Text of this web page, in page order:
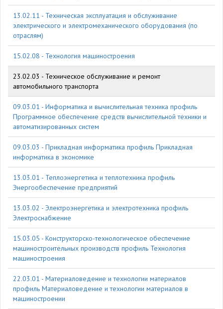
13.02.11 - Техническая эксплуатация и обслуживание
электрического и электромеханического оборудования (по
отраслям)
15.02.08 - Технология машиностроения
23.02.03 - Техническое обслуживание и ремонт
автомобильного транспорта
09.03.01 - Информатика и вычислительная техника профиль
Программное обеспечение средств вычислительной техники и
автоматизированных систем
09.03.03 - Прикладная информатика профиль Прикладная
информатика в экономике
13.03.01 - Теплоэнергетика и теплотехника профиль
Энергообеспечение предприятий
13.03.02 - Электроэнергетика и электротехника профиль
Электроснабжение
15.03.05 - Конструкторско-технологическое обеспечение
машиностроительных производств профиль Технология
машиностроения
22.03.01 - Материаловедение и технологии материалов
профиль Материаловедение и технологии материалов в
машиностроении